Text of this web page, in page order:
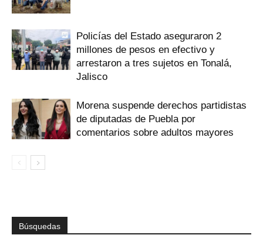
Policías del Estado aseguraron 2
millones de pesos en efectivo y
arrestaron a tres sujetos en Tonalá,
Jalisco
Morena suspende derechos partidistas
de diputadas de Puebla por
comentarios sobre adultos mayores
Búsquedas